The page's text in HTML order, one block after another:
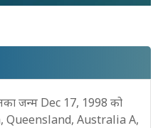
जन्म Dec 17, 1998 को
Australia A,